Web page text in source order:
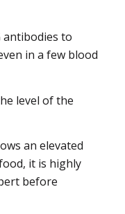
antibodies to
in a few blood
level of the
an elevated
it is highly
before